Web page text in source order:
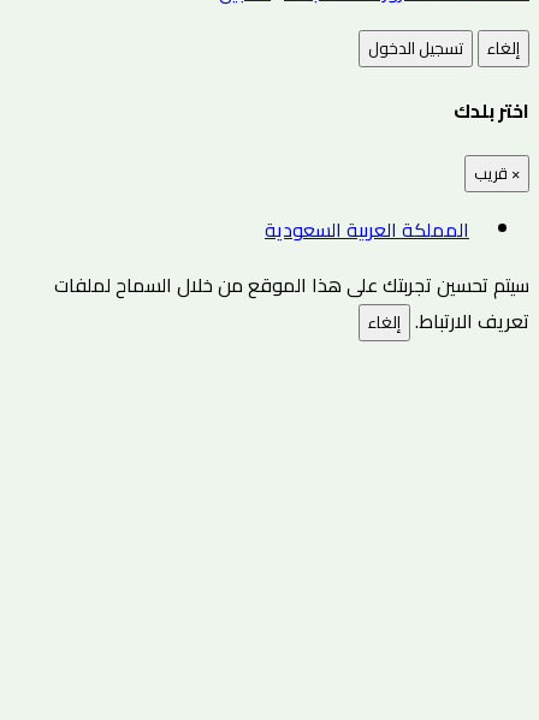
إلغاء تسجيل الدخول
اختر بلدك
× قريب
المملكة العربية السعودية
سيتم تحسين تجربتك على هذا الموقع من خلال السماح لملفات
تعريف الارتباط. إلغاء